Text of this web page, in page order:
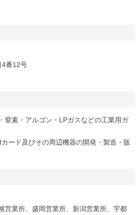
4番12号
窒素・アルゴン・LPガスなどの工業用ガ
ード及びその周辺機器の開発・製造・販
営業所、盛岡営業所、新潟営業所、宇都